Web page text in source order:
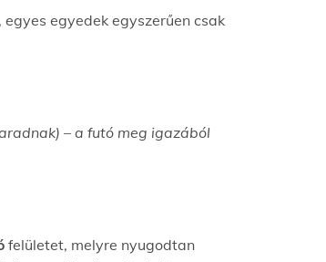
egyedek egyszerűen csak
– a futó meg igazából
felületet, melyre nyugodtan